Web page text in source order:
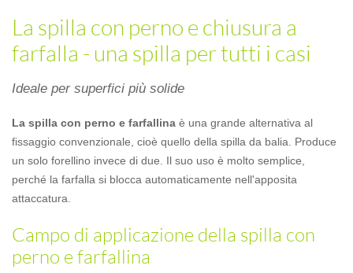
La spilla con perno e chiusura a
farfalla - una spilla per tutti i casi
Ideale per superfici più solide
La spilla con perno e farfallina è una grande alternativa al
fissaggio convenzionale, cioè quello della spilla da balia. Produce
un solo forellino invece di due. Il suo uso è molto semplice,
perché la farfalla si blocca automaticamente nell'apposita
attaccatura.
Campo di applicazione della spilla con
perno e farfallina